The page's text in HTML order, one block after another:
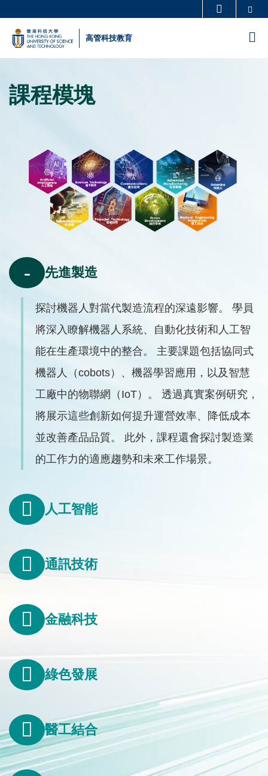
main
content
科大新聞
教授簡錄
高管科技教育
Text
Area
課程模塊
Image
Container先進製造
Text
Area
探討機器人對當代製造流程的深遠影響。 學員
將深入瞭解機器人系統、自動化技術和人工智
能在生產環境中的整合。 主要課題包括協同式
機器人（cobots）、機器學習應用，以及智慧
工廠中的物聯網（IoT）。 透過真實案例研究，
將展示這些創新如何提升運營效率、降低成本
並改善產品品質。 此外，課程還會探討製造業
的工作力的適應趨勢和未來工作場景。
人工智能
通訊技術
金融科技
綠色發展
醫工結合